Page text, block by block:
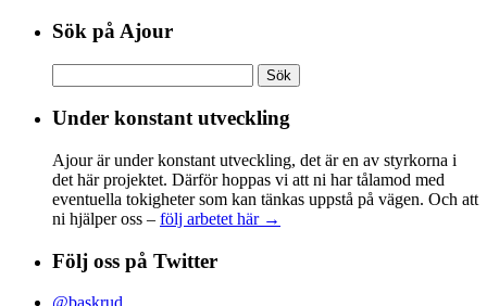
Sök på Ajour
efter:
Under konstant utveckling
Ajour är under konstant utveckling, det är en av styrkorna i
det här projektet. Därför hoppas vi att ni har tålamod med
eventuella tokigheter som kan tänkas uppstå på vägen. Och att
ni hjälper oss – följ arbetet här →
Följ oss på Twitter